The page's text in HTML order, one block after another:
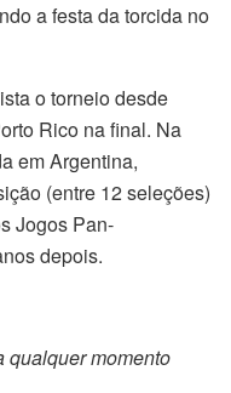
a festa da torcida no
o torneio desde
Rico na final. Na
em Argentina,
(entre 12 seleções)
Jogos Pan-
depois.
qualquer momento